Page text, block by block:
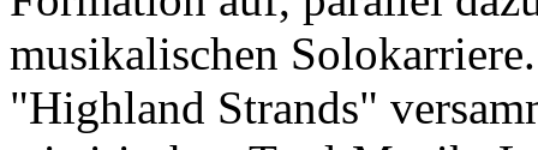
musikalischen
"Highland Strands"